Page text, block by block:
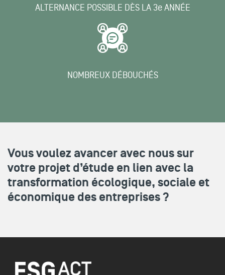
ALTERNANCE POSSIBLE DÈS LA 3e ANNÉE
NOMBREUX DÉBOUCHÉS
Vous voulez avancer avec nous sur
votre projet d’étude en lien avec la
transformation écologique, sociale et
économique des entreprises ?